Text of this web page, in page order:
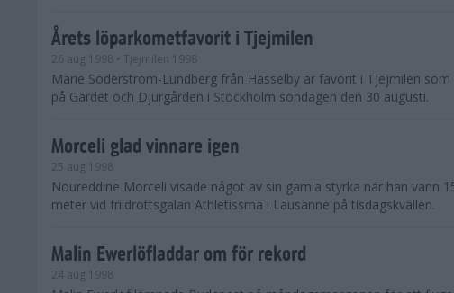
Årets löparkometfavorit i Tjejmilen
26 aug 1998 • Tjejmilen 1998
Marie Söderström-Lundberg från Hässelby är favorit i Tjejmilen som
på Gärdet och Djurgården i Stockholm söndagen den 30 augusti.
Morceli glad vinnare igen
25 aug 1998
Noureddine Morceli visade något av sin gamla styrka när han vann
meter vid friidrottsgalan Athletissma i Lausanne på tisdagskvällen.
Malin Ewerlöfladdar om för rekord
24 aug 1998